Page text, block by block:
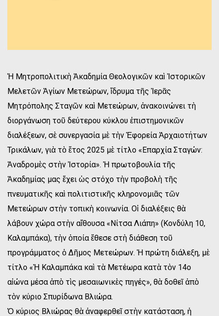
Ἡ Μητροπολιτικὴ Ἀκαδημία Θεολογικῶν καὶ Ἱστορικῶν
Μελετῶν Ἁγίων Μετεώρων, ἵδρυμα τῆς Ἱερᾶς
Μητρόπολης Σταγῶν καὶ Μετεώρων, ἀνακοινώνει τὴ
διοργάνωση τοῦ δεύτερου κύκλου ἐπιστημονικῶν
διαλέξεων, σὲ συνεργασία μὲ τὴν Ἐφορεία Ἀρχαιοτήτων
Τρικάλων, γιὰ τὸ ἔτος 2025 μὲ τίτλο «Επαρχία Σταγών:
Ἀναδρομὲς στὴν Ἱστορία». Ἡ πρωτοβουλία τῆς
Ἀκαδημίας μας ἔχει ὡς στόχο τὴν προβολὴ τῆς
πνευματικῆς καὶ πολιτιστικῆς κληρονομιᾶς τῶν
Μετεώρων στὴν τοπικὴ κοινωνία. Οἱ διαλέξεις θὰ
λάβουν χώρα στὴν αἴθουσα «Νίτσα Λιάπη» (Κονδύλη 10,
Καλαμπάκα), τὴν ὁποία ἔθεσε στὴ διάθεση τοῦ
προγράμματος ὁ Δῆμος Μετεώρων. Ἡ πρώτη διάλεξη, μὲ
τίτλο «Ἡ Καλαμπάκα καὶ τὰ Μετέωρα κατὰ τὸν 14ο
αἰώνα μέσα ἀπὸ τὶς μεσαιωνικὲς πηγές», θὰ δοθεῖ ἀπὸ
τὸν κύριο Σπυρίδωνα Βλιώρα.
Ὁ κύριος Βλιώρας θὰ ἀναφερθεῖ στὴν κατάσταση, ἡ